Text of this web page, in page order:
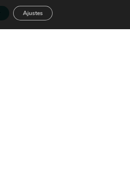
Ajustes